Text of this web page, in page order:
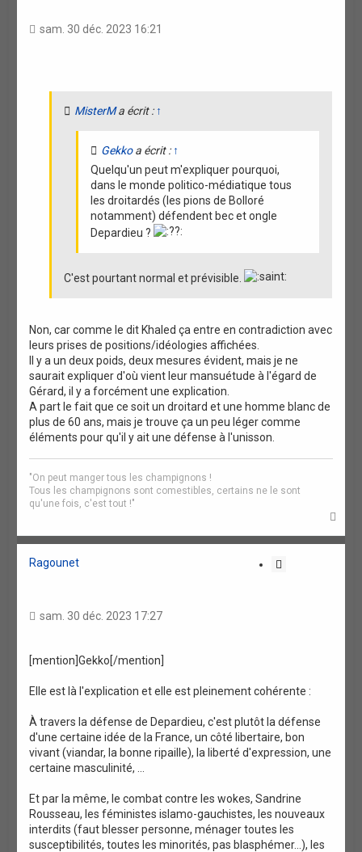
sam. 30 déc. 2023 16:21
MisterMa écrit : ↑
Gekkoa écrit : ↑
Quelqu'un peut m'expliquer pourquoi,
dans le monde politico-médiatique tous
les droitardés (les pions de Bolloré
notamment) défendent bec et ongle
Depardieu ?
C'est pourtant normal et prévisible.
Non, car comme le dit Khaled ça entre en contradiction avec
leurs prises de positions/idéologies affichées.
Il y a un deux poids, deux mesures évident, mais je ne
saurait expliquer d'où vient leur mansuétude à l'égard de
Gérard, il y a forcément une explication.
A part le fait que ce soit un droitard et une homme blanc de
plus de 60 ans, mais je trouve ça un peu léger comme
éléments pour qu'il y ait une défense à l'unisson.
"On peut manger tous les champignons !
Tous les champignons sont comestibles, certains ne le sont
qu'une fois, c'est tout !"
u
Ragounet
sam. 30 déc. 2023 17:27
[mention]Gekko[/mention]
Elle est là l'explication et elle est pleinement cohérente :
À travers la défense de Depardieu, c'est plutôt la défense
d'une certaine idée de la France, un côté libertaire, bon
vivant (viandar, la bonne ripaille), la liberté d'expression, une
certaine masculinité, ...
Et par la même, le combat contre les wokes, Sandrine
Rousseau, les féministes islamo-gauchistes, les nouveaux
interdits (faut blesser personne, ménager toutes les
susceptibilités, toutes les minorités, pas blasphémer...), les